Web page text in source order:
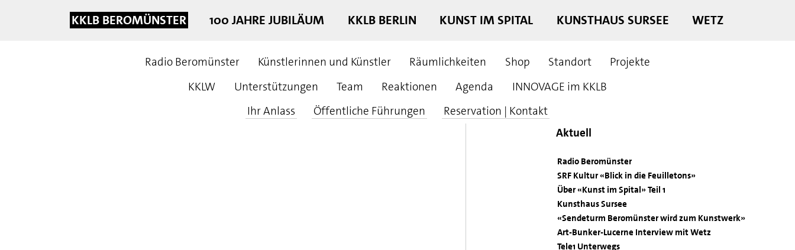
KKLB BEROMÜNSTER 100 JAHRE JUBILÄUM KKLB BERLIN KUNST IM SPITAL KUNSTHAUS SURSEE WETZ
Radio Beromünster Künstlerinnen und Künstler Räumlichkeiten Shop Standort
Projekte
KKLW
Unterstützungen Team Reaktionen Agenda
INNOVAGE im KKLB
Ihr Anlass
Öffentliche Führungen
Reservation | Kontakt
Aktuell
Radio Beromünster
SRF Kultur «Blick in die Feuilletons»
Über «Kunst im Spital» Teil 1
Kunsthaus Sursee
«Sendeturm Beromünster wird zum Kunstwerk»
Art-Bunker-Lucerne Interview mit Wetz
Tele1 Unterwegs